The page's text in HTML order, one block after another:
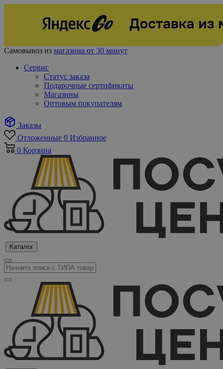
Самовывоз из магазина от 30 минут
Сервис
Статус заказа
Подарочные сертификаты
Магазины
Оптовым покупателям
Заказы
Отложенные 0 Избранное
0 Корзина
Каталог